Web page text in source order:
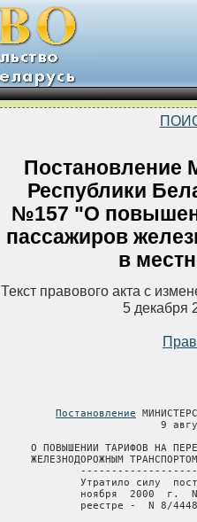
Постановление
Республики
№157 "О
пассажиров
в
Текст правового акта с
5 декабря
Постановление
9
О ПОВЫШЕНИИ ТАРИФОВ НА
ЖЕЛЕЗНОДОРОЖНЫМ
Утратило силу
ноября  2000  г.
реестре -  N 8/